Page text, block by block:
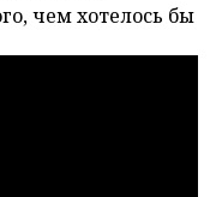
чем хотелось бы